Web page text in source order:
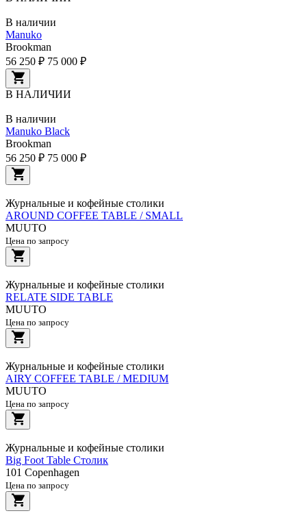
В наличии
Manuko
Brookman
56 250 ₽ 75 000 ₽
В НАЛИЧИИ
В наличии
Manuko Black
Brookman
56 250 ₽ 75 000 ₽
Журнальные и кофейные столики
AROUND COFFEE TABLE / SMALL
MUUTO
Цена по запросу
Журнальные и кофейные столики
RELATE SIDE TABLE
MUUTO
Цена по запросу
Журнальные и кофейные столики
AIRY COFFEE TABLE / MEDIUM
MUUTO
Цена по запросу
Журнальные и кофейные столики
Big Foot Table Столик
101 Copenhagen
Цена по запросу